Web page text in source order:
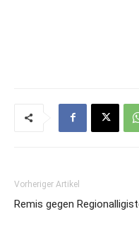
Vorheriger Artikel
Remis gegen